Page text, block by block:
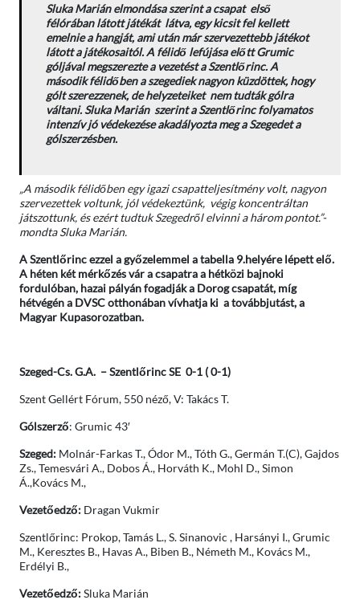
Sluka Marián elmondása szerint a csapat első
félórában látott játékát látva, egy kicsit fel kellett
emelnie a hangját, ami után már szervezettebb játékot
látott a játékosaitól. A félidő lefújása előtt Grumic
góljával megszerezte a vezetést a Szentlőrinc. A
második félidőben a szegediek nagyon küzdöttek, hogy
gólt szerezzenek, de helyzeteiket nem tudták gólra
váltani. Sluka Marián szerint a Szentlőrinc folyamatos
intenzív jó védekezése akadályozta meg a Szegedet a
gólszerzésben.
„A második félidőben egy igazi csapatteljesítmény volt, nagyon
szervezettek voltunk, jól védekeztünk, végig koncentráltan
játszottunk, és ezért tudtuk Szegedről elvinni a három pontot.”-
mondta Sluka Marián.
A Szentlőrinc ezzel a győzelemmel a tabella 9.helyére lépett elő.
A héten két mérkőzés vár a csapatra a hétközi bajnoki
fordulóban, hazai pályán fogadják a Dorog csapatát, míg
hétvégén a DVSC otthonában vívhatja ki a továbbjutást, a
Magyar Kupasorozatban.
Szeged-Cs. G.A. – Szentlőrinc SE 0-1 ( 0-1)
Szent Gellért Fórum, 550 néző, V: Takács T.
Gólszerző: Grumic 43′
Szeged:Molnár-Farkas T., Ódor M., Tóth G., Germán T.(C), Gajdos
Zs., Temesvári A., Dobos Á., Horváth K., Mohl D., Simon
Á.,Kovács M.,
Vezetőedző:Dragan Vukmir
Szentlőrinc: Prokop, Tamás L., S. Sinanovic , Harsányi I., Grumic
M., Keresztes B., Havas A., Biben B., Németh M., Kovács M.,
Erdélyi B.,
Vezetőedző:Sluka Marián